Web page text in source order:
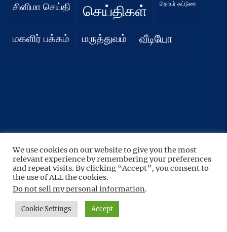
சினிமா செய்தி செய்திகள் தொடர் கட்டுரை
மகளிர் பக்கம் மருத்துவம் வீடியோ
UP↑
Copyright © 2026 நிதர்சனம்.All rights reserved.
Theme: BoundlessNews ByThemeinwp.
WordPress.
HomePrivacyAthirady
We use cookies on our website to give you the most
relevant experience by remembering your preferences
and repeat visits. By clicking “Accept”, you consent to
the use of ALL the cookies.
Do not sell my personal information.
Cookie Settings Accept